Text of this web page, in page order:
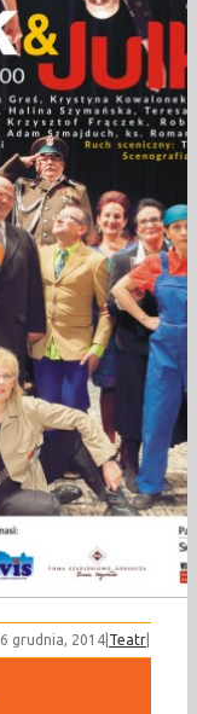
6 grudnia, 2014 Teatr